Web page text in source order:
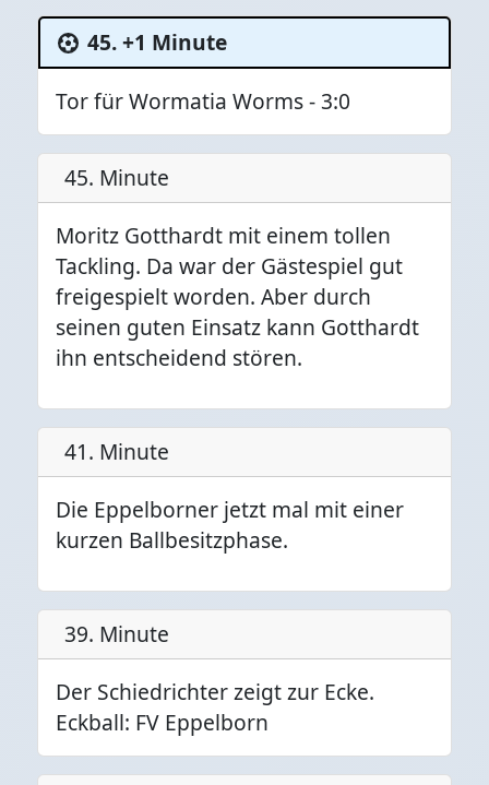
45. +1 Minute
Tor für Wormatia Worms - 3:0
45. Minute
Moritz Gotthardt mit einem tollen
Tackling. Da war der Gästespiel gut
freigespielt worden. Aber durch
seinen guten Einsatz kann Gotthardt
ihn entscheidend stören.
41. Minute
Die Eppelborner jetzt mal mit einer
kurzen Ballbesitzphase.
39. Minute
Der Schiedrichter zeigt zur Ecke.
Eckball: FV Eppelborn